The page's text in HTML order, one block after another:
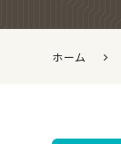
ホーム